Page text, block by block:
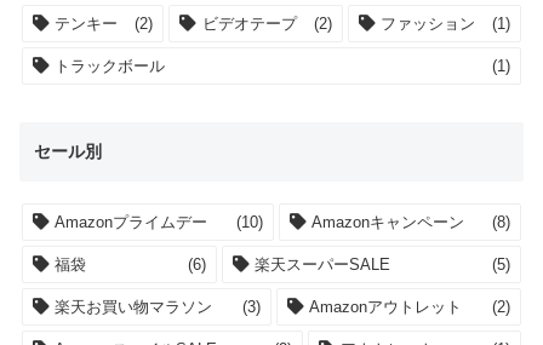
テンキー (2) ビデオテープ (2) ファッション (1)
トラックボール (1)
セール別
Amazonプライムデー (10) Amazonキャンペーン (8)
福袋 (6) 楽天スーパーSALE (5)
楽天お買い物マラソン (3) Amazonアウトレット (2)